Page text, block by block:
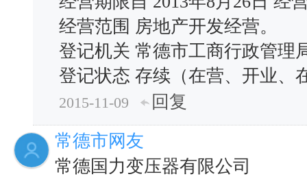
经营范围 房地产开发经营。
登记机关 常德市工商行政管理
登记状态 存续（在营、开业、
2015-11-09
回复
常德市网友
常德国力变压器有限公司